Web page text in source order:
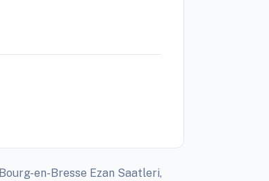
en-Bresse Ezan Saatleri,